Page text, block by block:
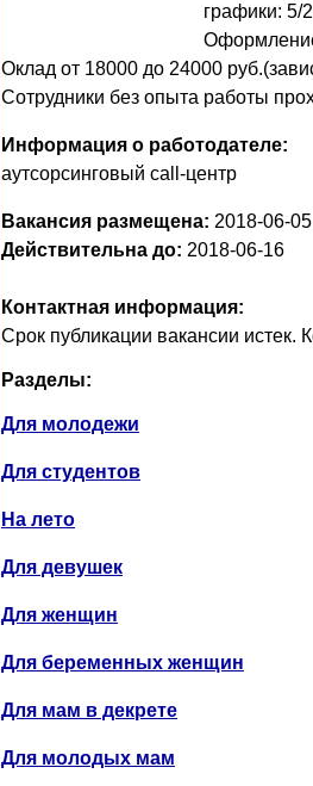
графики: 5/
Оклад от 18000 до 24000
Сотрудники без опыта работы
Информация о работодателе:
аутсорсинговый call-центр
Вакансия размещена: 2018-06-05
Действительна до: 2018-06-16
Контактная информация:
Срок публикации вакансии истек.
Разделы:
Для молодежи
Для студентов
На лето
Для девушек
Для женщин
Для беременных женщин
Для мам в декрете
Для молодых мам